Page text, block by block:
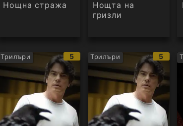
Нощна стража
Нощта на
гризли
Трилъри
IMDb
рейтинг:
5 Трилъри
IMDb
5